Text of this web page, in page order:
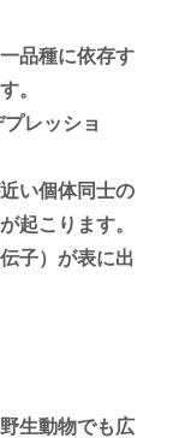
品種に依存す
。
レッショ
い個体同士の
起こります。
子）が表に出
生動物でも広